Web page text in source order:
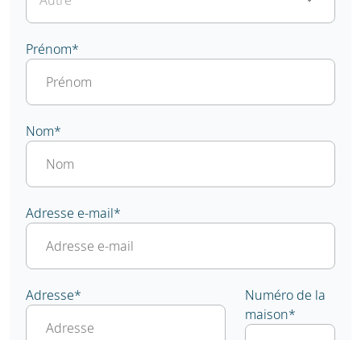
Prénom*
Nom*
Adresse e-mail*
Adresse*
Numéro de la
maison*